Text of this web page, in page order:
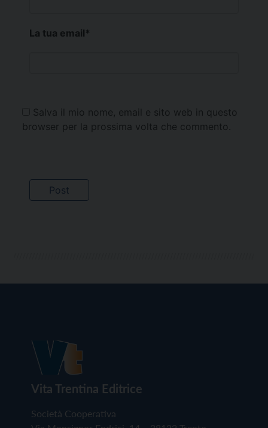
La tua email*
Salva il mio nome, email e sito web in questo
browser per la prossima volta che commento.
Vita Trentina Editrice
Società Cooperativa